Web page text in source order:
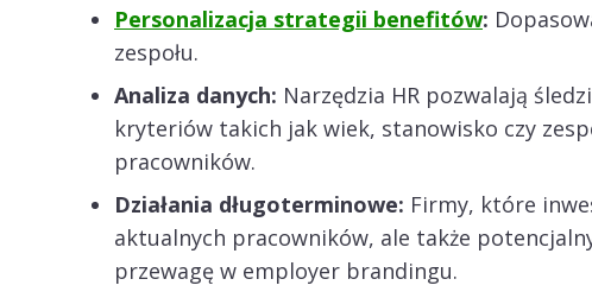
Personalizacja strategii benefitów:
zespołu.
Analiza danych: Narzędzia HR pozwalają
kryteriów takich jak wiek, stanowisko czy
pracowników.
Działania długoterminowe: Firmy, które
aktualnych pracowników, ale także
przewagę w employer brandingu.